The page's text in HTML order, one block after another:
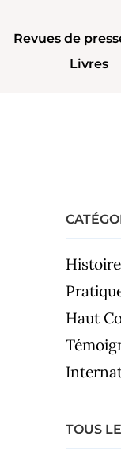
Revues de
Livres
Haut
TOUS